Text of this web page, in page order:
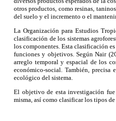
otros productos, como resinas,
del suelo y el incremento o el
La Organización para Estudios
clasificación de los sistemas
los componentes. Esta clasificación
funciones y objetivos. Según Nair
arreglo temporal y espacial de los
económico-social. También, precisa
ecológico del sistema.
El objetivo de esta investigación
misma, así como clasificar los tipos